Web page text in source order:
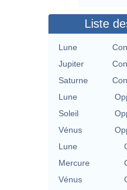
Liste
Lune
Jupiter
Saturne
Lune
Soleil
Vénus
Lune
Mercure
Vénus